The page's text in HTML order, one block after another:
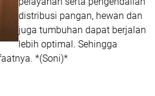
distribusi pangan, hewan dan
juga tumbuhan dapat berjalan
lebih optimal. Sehingga
*(Soni)*